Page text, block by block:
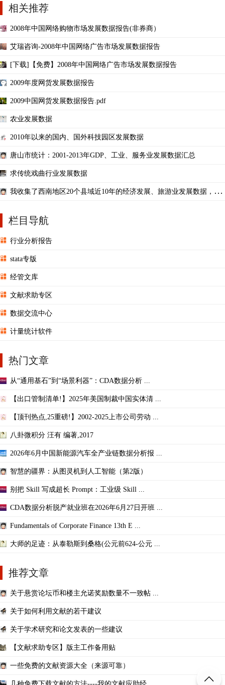
相关推荐
2008年中国网络购物市场发展数据报告(非券商）
艾瑞咨询-2008年中国网络广告市场发展数据报告
[下载]【免费】2008年中国网络广告市场发展数据报告
2009年度网货发展数据报告
2009中国网货发展数据报告.pdf
农业发展数据
2010年以来的国内、国外科技园区发展数据
唐山市统计：2001-2013年GDP、工业、服务业发展数据汇总
求传统戏曲行业发展数据
我收集了西南地区20个县域近10年的经济发展、旅游业发展数据，但
栏目导航
行业分析报告
stata专版
经管文库
文献求助专区
数据交流中心
计量统计软件
热门文章
从“通用基石”到“场景利器”：CDA数据分析 ...
【出口管制清单!】2025年美国制裁中国实体清 ...
【顶刊热点,25重磅!】2002-2025上市公司劳动 ...
八卦微积分 汪有 编著,2017
2026年6月中国新能源汽车全产业链数据分析报 ...
智慧的疆界：从图灵机到人工智能（第2版）
别把 Skill 写成超长 Prompt：工业级 Skill ...
CDA数据分析脱产就业班在2026年6月27日开班 ...
Fundamentals of Corporate Finance 13th E ...
大师的足迹：从泰勒斯到桑格(公元前624-公元 ...
推荐文章
关于悬赏论坛币和楼主允诺奖励数量不一致帖 ...
关于如何利用文献的若干建议
关于学术研究和论文发表的一些建议
【文献求助专区】版主工作备用贴
一些免费的文献资源大全（来源可靠）